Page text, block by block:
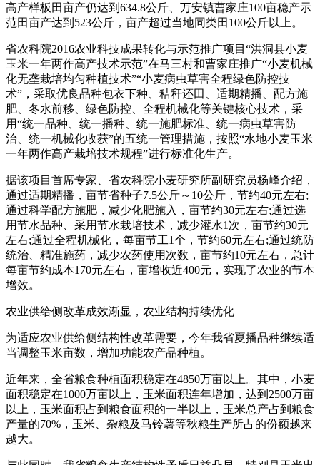
高产样板田亩产仍达到634.8公斤、万安镇曹家庄100亩稳产示
范田亩产达到523公斤，亩产超过当地同类田100公斤以上。
省农科院2016农业科技成果转化与示范推广项目“洪洞县小麦
玉米一年两作高产技术示范”在马三村和曹家庄推广“小麦机械
化无垄栽培均匀种植技术”“小麦病虫草害全程绿色防控技
术”，采取优良品种包衣下种、秸秆还田、适期精播、配方施
肥、冬水前移、绿色防控、全程机械化等关键核心技术，采
用“统一品种、统一播种、统一施肥标准、统一病虫草害防
治、统一机械化收获”的五统一管理措施，按照“水地小麦玉米
一年两作高产栽培技术规程”进行标准化生产。
据该项目首席专家、省农科院小麦研究所副研究员杨峰介绍，
通过适期精播，亩节省种子7.5公斤～10公斤，节约40元左右;
通过科学配方施肥，减少化肥施入，亩节约30元左右;通过选
用节水品种、采用节水栽培技术，减少灌水1次，亩节约30元
左右;通过全程机械化，每亩节工1个，节约60元左右;通过统防
统治、精准施药，减少农药使用次数，亩节约10元左右，总计
每亩节约成本170元左右，亩增收近400元，实现了农业的节本
增效。
农业供给侧改革成效渐显，农业结构持续优化
为适应农业供给侧结构性改革需要，今年我省夏播品种继续适
当调整玉米亩数，增加功能农产品种植。
近年来，全省粮食种植面积稳定在4850万亩以上。其中，小麦
面积稳定在1000万亩以上，玉米面积连年增加，达到2500万亩
以上，玉米面积占到粮食面积的一半以上，玉米总产占到粮食
产量的70%，玉米、杂粮及马铃薯等秋粮生产所占的份额越来
越大。